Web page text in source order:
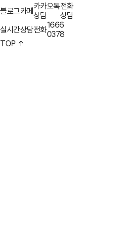
블로그카페 카카오톡
상담
전화
상담
실시간상담전화1666
0378
TOP ↑